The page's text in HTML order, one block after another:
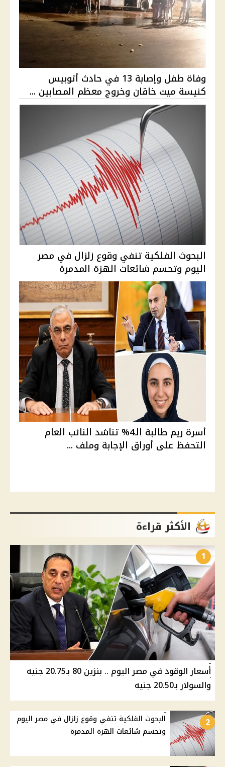
وفاة طفل وإصابة 13 في حادث أتوبيس
كنيسة ميت خاقان وخروج معظم المصابين ...
البحوث الفلكية تنفي وقوع زلزال في مصر
اليوم وتحسم شائعات الهزة المدمرة
أسرة ريم طالبة الـ4% تناشد النائب العام
التحفظ على أوراق الإجابة وملف ...
الأكثر قراءة
1
أسعار الوقود في مصر اليوم .. بنزين 80 بـ20.75 جنيه
والسولار بـ20.50 جنيه
2
البحوث الفلكية تنفي وقوع زلزال في مصر اليوم
وتحسم شائعات الهزة المدمرة